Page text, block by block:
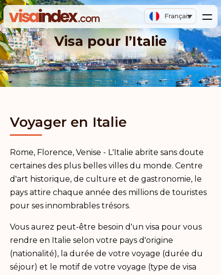
Français
Visa pour l’Italie
Voyager en Italie
Rome, Florence, Venise - L'Italie abrite sans doute
certaines des plus belles villes du monde. Centre
d'art historique, de culture et de gastronomie, le
pays attire chaque année des millions de touristes
pour ses innombrables trésors.
Vous aurez peut-être besoin d'un visa pour vous
rendre en Italie selon votre pays d'origine
(nationalité), la durée de votre voyage (durée du
séjour) et le motif de votre voyage (type de visa